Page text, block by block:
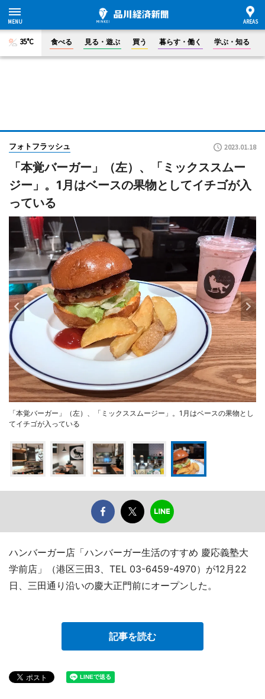
35°C 食べる 見る・遊ぶ 買う 暮らす・働く 学ぶ・知る
フォトフラッシュ 2023.01.18
「本覚バーガー」（左）、「ミックススムー
ジー」。1月はベースの果物としてイチゴが入
っている
「本覚バーガー」（左）、「ミックススムージー」。1月はベースの果物とし
てイチゴが入っている
ハンバーガー店「ハンバーガー生活のすすめ 慶応義塾大
学前店」（港区三田3、TEL 03-6459-4970）が12月22
日、三田通り沿いの慶大正門前にオープンした。
記事を読む